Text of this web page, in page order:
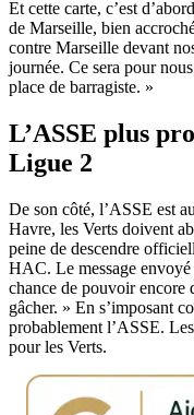
Et cette carte, c’est
de Marseille, bien
contre Marseille devant
journée. Ce sera pour
place de barragiste. »
L’ASSE plus
Ligue 2
De son côté, l’ASSE est
Havre, les Verts doivent
peine de descendre
HAC. Le message
chance de pouvoir encore
gâcher. » En s’imposant
probablement l’ASSE.
pour les Verts.